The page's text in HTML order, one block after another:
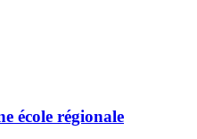
école régionale